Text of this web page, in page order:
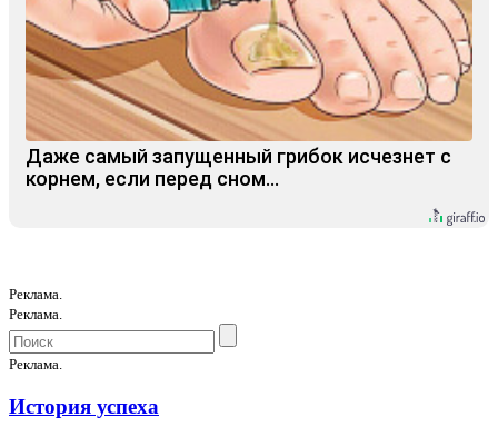
Даже самый запущенный грибок исчезнет с
корнем, если перед сном…
Реклама.
Реклама.
Реклама.
История успеха